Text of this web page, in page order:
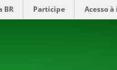
BR Participe Acesso